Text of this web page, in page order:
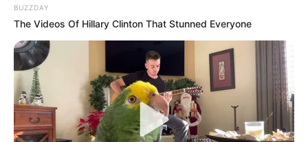
BUZZDAY
The Videos Of Hillary Clinton That Stunned Everyone